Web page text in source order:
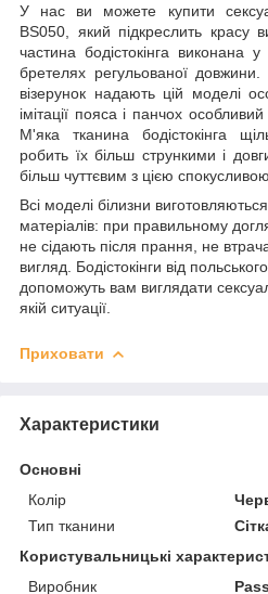
У нас ви можете купити
BS050, який підкреслить красу
частина бодістокінга виконана у
бретелях регульованої довжини.
візерунок надають цій моделі
імітації пояса і панчох
М'яка тканина бодістокінга
робить їх більш стрункими і
більш чуттєвим з цією
Всі моделі білизни
матеріалів: при правильному
не сідають після прання, не
вигляд. Бодістокінги від
допоможуть вам виглядати
якій ситуації.
Приховати
Характеристики
Основні
Колір
Тип тканини
Користувальницькі
Виробник